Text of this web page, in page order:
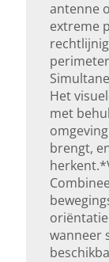
antenne
extreme
Het
met
brengt,
wanneer